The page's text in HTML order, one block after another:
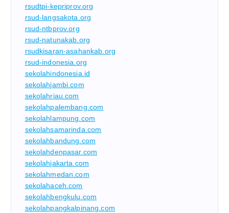
rsudtpi-kepriprov.org
rsud-langsakota.org
rsud-ntbprov.org
rsud-natunakab.org
rsudkisaran-asahankab.org
rsud-indonesia.org
sekolahindonesia.id
sekolahjambi.com
sekolahriau.com
sekolahpalembang.com
sekolahlampung.com
sekolahsamarinda.com
sekolahbandung.com
sekolahdenpasar.com
sekolahjakarta.com
sekolahmedan.com
sekolahaceh.com
sekolahbengkulu.com
sekolahpangkalpinang.com